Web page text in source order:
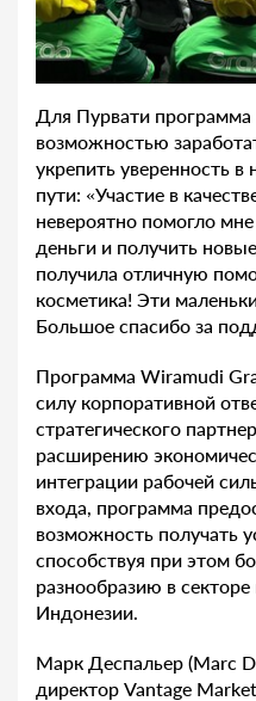
Для Пурвати
возможностью
укрепить уверенность
пути: «Участие в
невероятно помогло
деньги и получить
получила отличную
косметика! Эти
Большое спасибо за
Программа Wiramudi
силу корпоративной
стратегического
расширению
интеграции рабочей
входа, программа
возможность получать
способствуя при этом
разнообразию в
Индонезии.
Марк Деспальер (Marc
директор Vantage